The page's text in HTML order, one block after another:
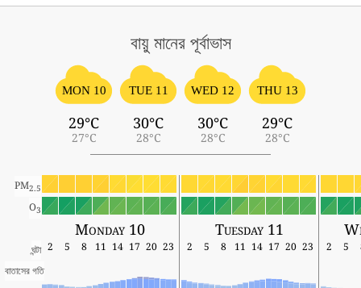
বায়ু মানের পূর্বাভাস
MON 10
29°C
27°C
TUE 11
30°C
28°C
WED 12
30°C
28°C
THU 13
29°C
28°C
PM2.5
O3
Monday 10 Tuesday 11
ঘন্টা 2 5 8 11 14 17 20 23 2 5 8 11 14 17 20 23 2 5
বাতাসের গতি